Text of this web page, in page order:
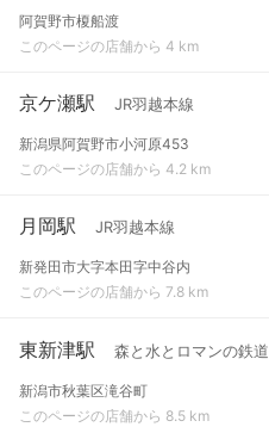
阿賀野市榎船渡
このページの店舗から 4 km
京ケ瀬駅 JR羽越本線
新潟県阿賀野市小河原453
このページの店舗から 4.2 km
月岡駅 JR羽越本線
新発田市大字本田字中谷内
このページの店舗から 7.8 km
東新津駅 森と水とロマンの鉄道
新潟市秋葉区滝谷町
このページの店舗から 8.5 km